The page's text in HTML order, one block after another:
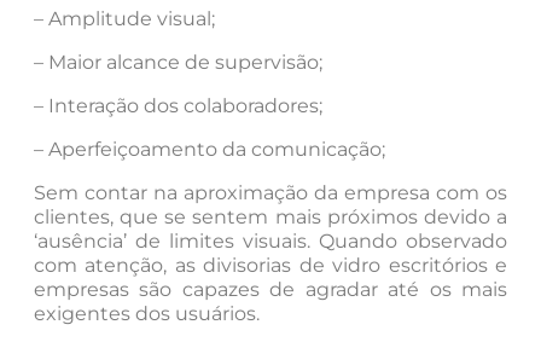
– Amplitude visual;
– Maior alcance de supervisão;
– Interação dos colaboradores;
– Aperfeiçoamento da comunicação;
Sem contar na aproximação da empresa com os
clientes, que se sentem mais próximos devido a
‘ausência’ de limites visuais. Quando observado
com atenção, as divisorias de vidro escritórios e
empresas são capazes de agradar até os mais
exigentes dos usuários.